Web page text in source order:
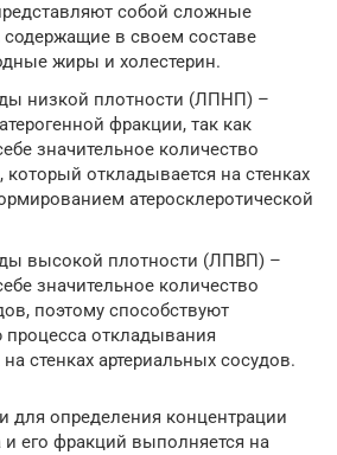
собой сложные
содержащие в своем составе
жиры и холестерин.
низкой плотности (ЛПНП) –
фракции, так как
значительное количество
который откладывается на стенках
атеросклеротической
высокой плотности (ЛПВП) –
значительное количество
поэтому способствуют
откладывания
стенках артериальных сосудов.
для определения концентрации
и его фракций выполняется на